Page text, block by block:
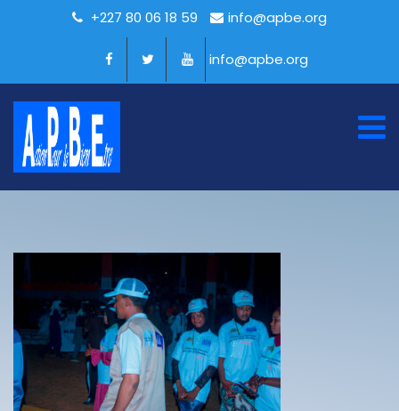
+227 80 06 18 59 info@apbe.org
info@apbe.org